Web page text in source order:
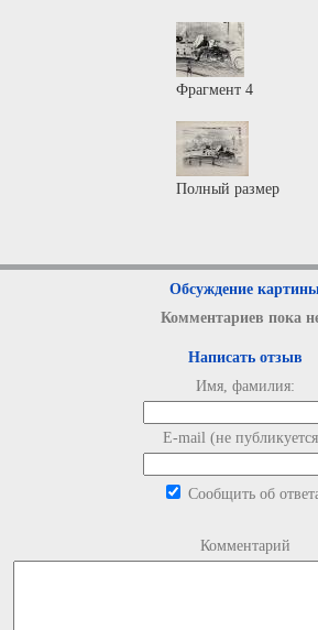
Фрагмент 4
Полный размер
Обсуждение
Комментариев пока
Написать отзыв
Имя, фамилия:
E-mail (не
Сообщить об
Комментарий